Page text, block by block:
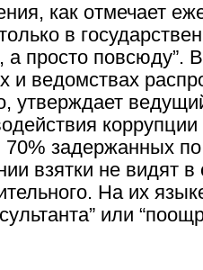
как отмечает
в
просто повсюду”.
и ведомствах
утверждает
задержанных
взятки не видят в
На их
или